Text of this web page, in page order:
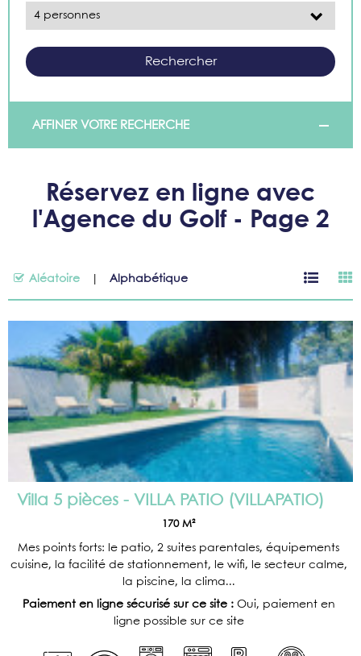
AFFINER VOTRE RECHERCHE
Réservez en ligne avec
l'Agence du Golf - Page 2
Aléatoire Alphabétique
Villa 5 pièces - VILLA PATIO (VILLAPATIO)
170 M²
Mes points forts: le patio, 2 suites parentales, équipements
cuisine, la facilité de stationnement, le wifi, le secteur calme,
la piscine, la clima...
Paiement en ligne sécurisé sur ce site : Oui, paiement en
ligne possible sur ce site